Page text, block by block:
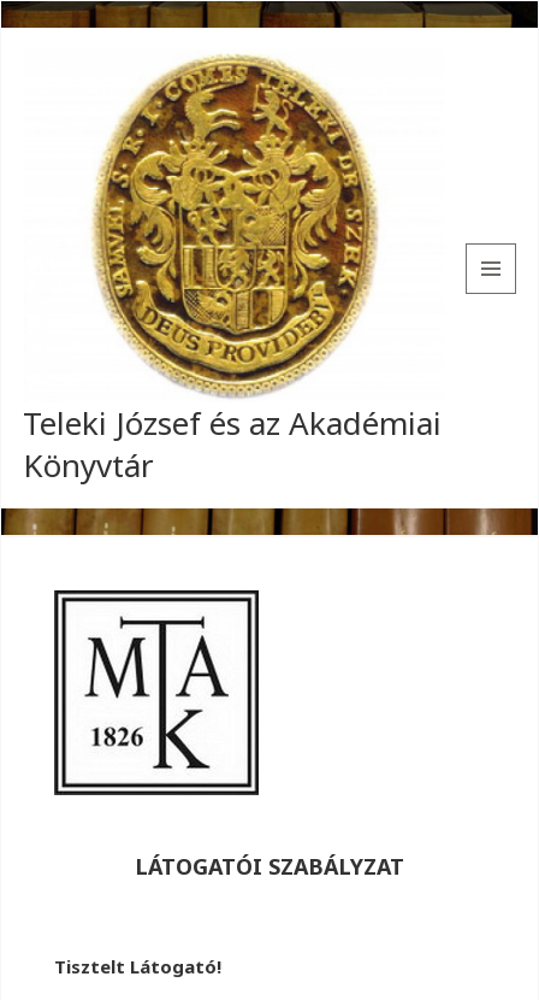
Teleki József és az Akadémiai
Könyvtár
LÁTOGATÓI SZABÁLYZAT
Tisztelt Látogató!